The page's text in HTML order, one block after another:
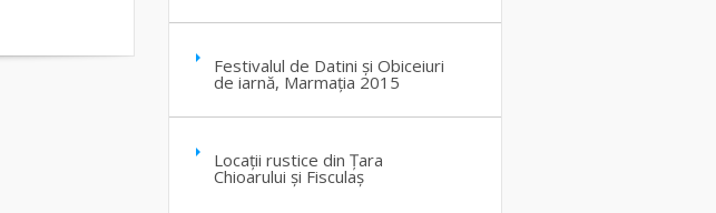
Festivalul de Datini și Obiceiuri
de iarnă, Marmația 2015
Locații rustice din Țara
Chioarului și Fisculaș